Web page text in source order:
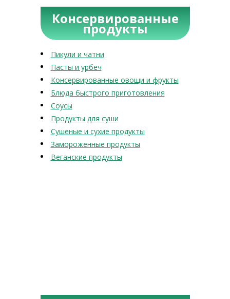
Консервированные
продукты
Пикули и чатни
Пасты и урбеч
Консервированные овощи и фрукты
Блюда быстрого приготовления
Соусы
Продукты для суши
Сушеные и сухие продукты
Замороженные продукты
Веганские продукты